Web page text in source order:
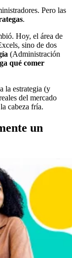
Pero las
.
Hoy, el área de
sino de dos
(Administración
qué comer
la estrategia (y
del mercado
cabeza fría.
un